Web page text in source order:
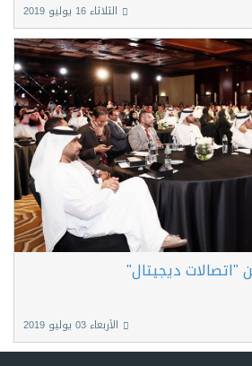
الثلاثاء 16 يوليو 2019
ديجيتال"
الأربعاء 03 يوليو 2019